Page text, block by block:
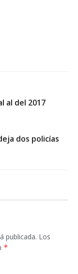
al del 2017
dos policías
publicada. Los
*